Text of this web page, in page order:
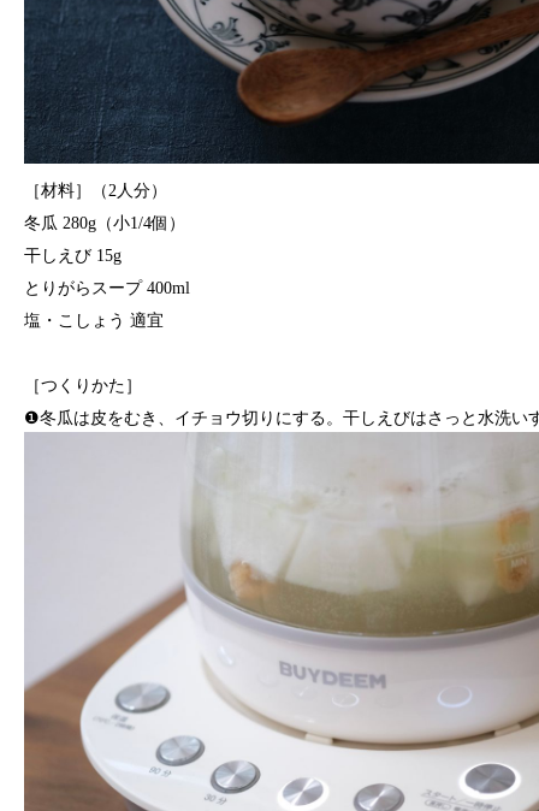
［材料］（2人分）
冬瓜 280g（小1/4個）
干しえび 15g
とりがらスープ 400ml
塩・こしょう 適宜
［つくりかた］
❶冬瓜は皮をむき、イチョウ切りにする。干しえびはさっと水洗い